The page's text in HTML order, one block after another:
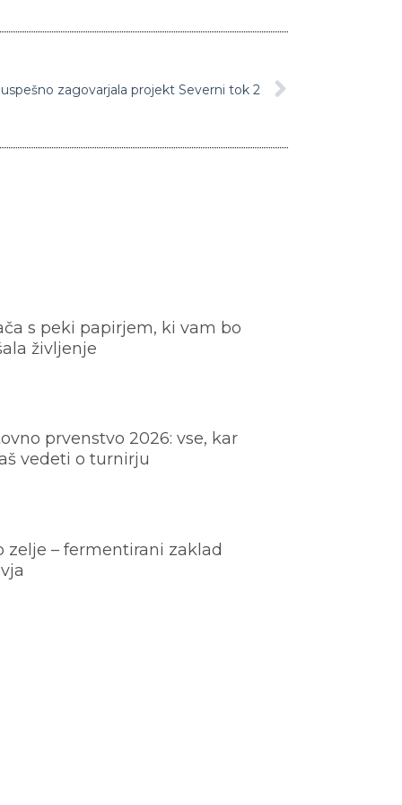
zagovarjala projekt Severni tok 2
s peki papirjem, ki vam bo
življenje
prvenstvo 2026: vse, kar
vedeti o turnirju
zelje – fermentirani zaklad